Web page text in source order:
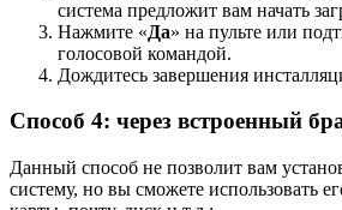
система предложит вам начать
Нажмите «Да» на пульте или
голосовой командой.
Дождитесь завершения
Способ 4: через встроенный
Данный способ не позволит вам
систему, но вы сможете использовать